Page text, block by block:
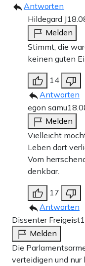
Antworten
Hildegard J
Melden
Stimmt, die
keinen guten
14
Antworten
egon samu
Melden
Vielleicht
Leben dort
Vom
denkbar.
17
Antworten
Dissenter Freigeist
Melden
Die
verteidigen und